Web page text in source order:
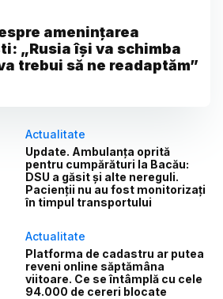
amenințarea
„Rusia își va schimba
trebui să ne readaptăm”
Actualitate
Update. Ambulanța oprită
pentru cumpărături la Bacău:
DSU a găsit și alte nereguli.
Pacienții nu au fost monitorizați
în timpul transportului
Actualitate
Platforma de cadastru ar putea
reveni online săptămâna
viitoare. Ce se întâmplă cu cele
94.000 de cereri blocate